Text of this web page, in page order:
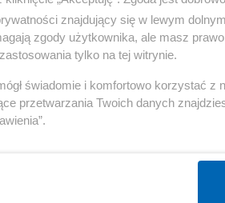
Biznes
Pieniądze
Inwestycje
Podatki
znajdujący się w lewym
zgody użytkownika, ale masz
tylko na tej witrynie.
świadomie i komfortowo korzystać z
przetwarzania Twoich danych